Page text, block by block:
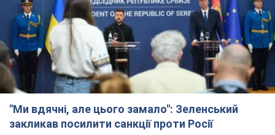
"Ми вдячні, але цього замало": Зеленський
закликав посилити санкції проти Росії